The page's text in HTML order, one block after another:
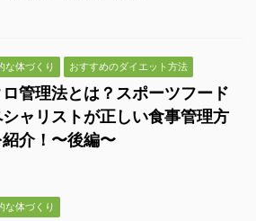
な体づくり おすすめのダイエット方法
管理法とは？スポーツフード
シャリストが正しい食事管理方
介！〜後編〜
な体づくり